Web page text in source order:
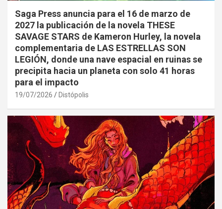
Saga Press anuncia para el 16 de marzo de
2027 la publicación de la novela THESE
SAVAGE STARS de Kameron Hurley, la novela
complementaria de LAS ESTRELLAS SON
LEGIÓN, donde una nave espacial en ruinas se
precipita hacia un planeta con solo 41 horas
para el impacto
19/07/2026 Distópolis